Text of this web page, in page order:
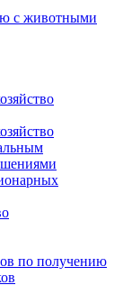
с животными
по получению